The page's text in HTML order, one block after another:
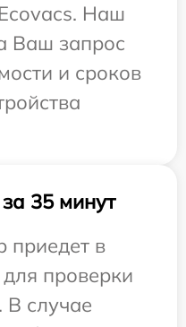
Наш
Ваш запрос
и сроков
35 минут
приедет в
проверки
В случае